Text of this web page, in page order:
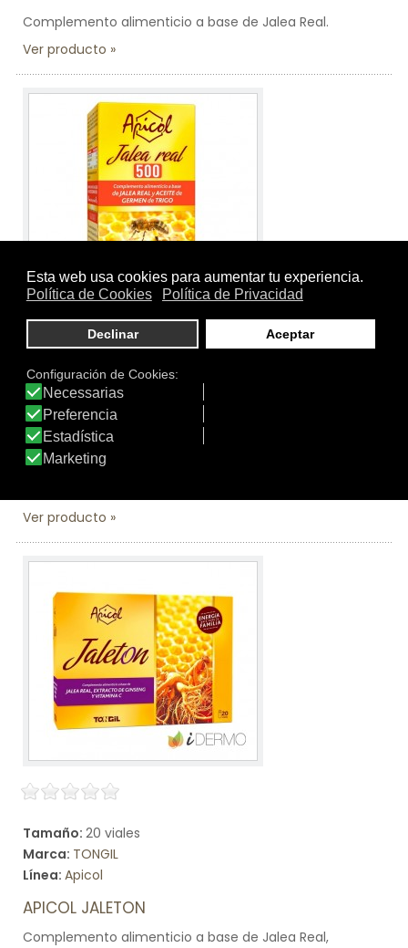
Complemento alimenticio a base de Jalea Real.
Ver producto
Tamaño:
60 perlas
Marca:TONGIL
Línea:Apicol
APICOL JALEA REAL 500
Complemento alimenticio a base de Jalea Real y Aceite
Ver producto
Tamaño: 20 viales
Marca: TONGIL
Línea: Apicol
APICOL JALETON
Complemento alimenticio a base de Jalea Real,